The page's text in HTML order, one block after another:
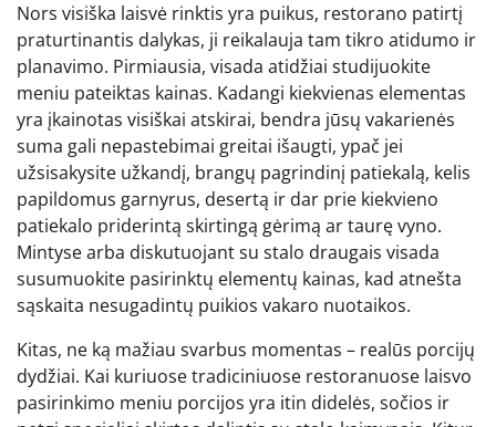
Nors visiška laisvė rinktis yra puikus, restorano patirtį
praturtinantis dalykas, ji reikalauja tam tikro atidumo ir
planavimo. Pirmiausia, visada atidžiai studijuokite
meniu pateiktas kainas. Kadangi kiekvienas elementas
yra įkainotas visiškai atskirai, bendra jūsų vakarienės
suma gali nepastebimai greitai išaugti, ypač jei
užsisakysite užkandį, brangų pagrindinį patiekalą, kelis
papildomus garnyrus, desertą ir dar prie kiekvieno
patiekalo priderintą skirtingą gėrimą ar taurę vyno.
Mintyse arba diskutuojant su stalo draugais visada
susumuokite pasirinktų elementų kainas, kad atnešta
sąskaita nesugadintų puikios vakaro nuotaikos.
Kitas, ne ką mažiau svarbus momentas – realūs porcijų
dydžiai. Kai kuriuose tradiciniuose restoranuose laisvo
pasirinkimo meniu porcijos yra itin didelės, sočios ir